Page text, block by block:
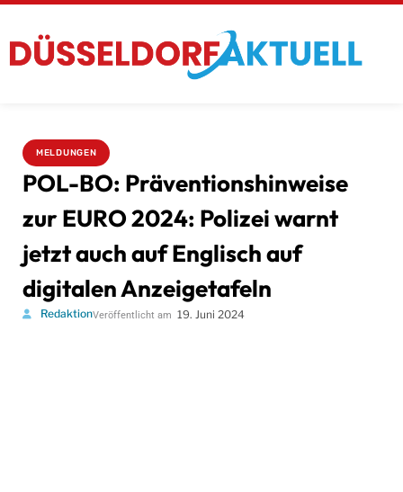
MELDUNGEN
POL-BO: Präventionshinweise
zur EURO 2024: Polizei warnt
jetzt auch auf Englisch auf
digitalen Anzeigetafeln
RedaktionVeröffentlicht am 19. Juni 2024